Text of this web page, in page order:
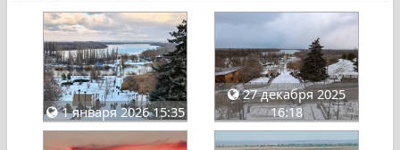
1 января 2026 15:35
27 декабря 2025
16:18